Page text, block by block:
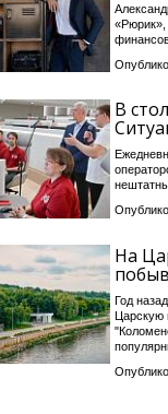
«Рюрик»,
В
На
Год
Царскую